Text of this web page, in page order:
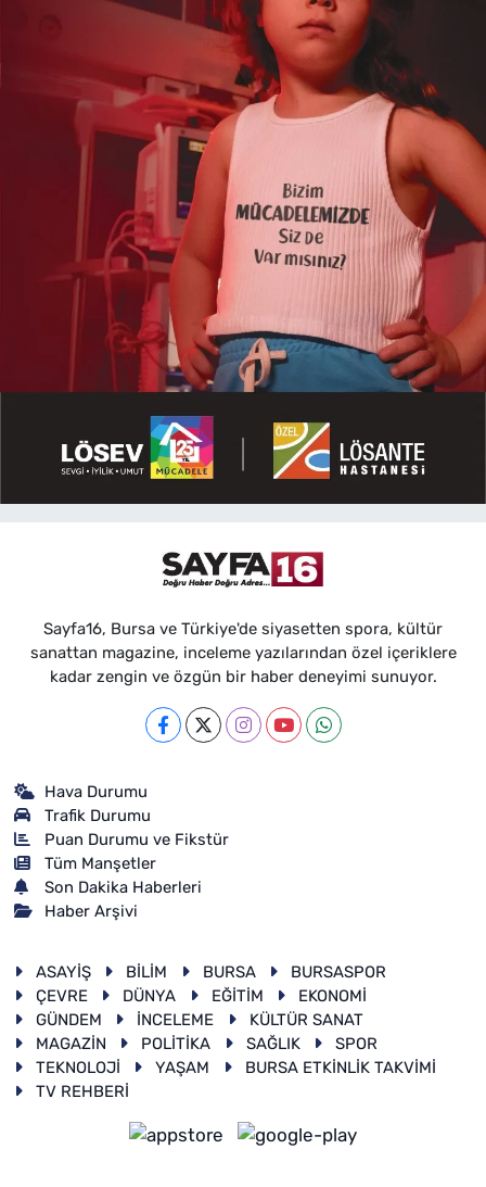
Sayfa16, Bursa ve Türkiye'de siyasetten spora, kültür
sanattan magazine, inceleme yazılarından özel içeriklere
kadar zengin ve özgün bir haber deneyimi sunuyor.
Hava Durumu
Trafik Durumu
Puan Durumu ve Fikstür
Tüm Manşetler
Son Dakika Haberleri
Haber Arşivi
ASAYİŞ BİLİM BURSA
BURSASPOR
ÇEVRE
DÜNYA EĞİTİM
EKONOMİ
GÜNDEM
İNCELEME
KÜLTÜR SANAT
MAGAZİN
POLİTİKA SAĞLIK
SPOR
TEKNOLOJİ
YAŞAM
BURSA ETKİNLİK TAKVİMİ
TV REHBERİ